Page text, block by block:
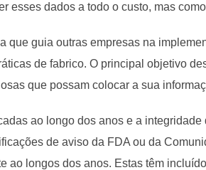
esses dados a todo o custo, mas
que guia outras empresas na
de fabrico. O principal objetivo
que possam colocar a sua
ao longo dos anos e a
de aviso da FDA ou da
ao longos dos anos. Estas têm